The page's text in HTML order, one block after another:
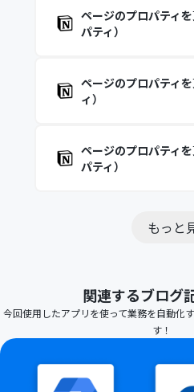
ページのプロパティ
パティ）
ページのプロパティ
ィ）
ページのプロパティ
パティ）
もっと
関連するブログ
今回使用したアプリを使って業務を自動化
す！